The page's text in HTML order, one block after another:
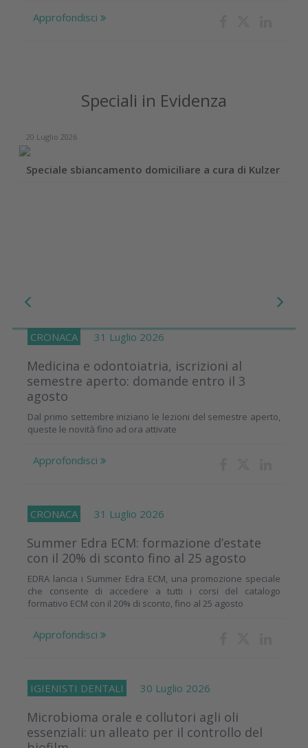
Approfondisci
Speciali in Evidenza
20 Luglio 2026
Speciale sbiancamento domiciliare a cura di Kulzer
CRONACA 31 Luglio 2026
Medicina e odontoiatria, iscrizioni al
semestre aperto: domande entro il 3
agosto
Dal primo settembre iniziano le lezioni del semestre aperto,
queste le novità fino ad ora attivate
Approfondisci
CRONACA 31 Luglio 2026
Summer Edra ECM: formazione d’estate
con il 20% di sconto fino al 25 agosto
EDRA lancia i Summer Edra ECM, una promozione speciale
che consente di accedere a tutti i corsi del catalogo
formativo ECM con il 20% di sconto, fino al 25 agosto
Approfondisci
IGIENISTI DENTALI 30 Luglio 2026
Microbioma orale e collutori agli oli
essenziali: un alleato per il controllo del